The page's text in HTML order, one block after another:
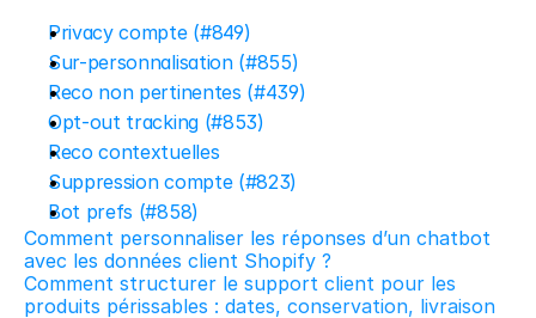
Privacy compte (#849)
Sur-personnalisation (#855)
Reco non pertinentes (#439)
Opt-out tracking (#853)
Reco contextuelles
Suppression compte (#823)
Bot prefs (#858)
Comment personnaliser les réponses d’un chatbot
avec les données client Shopify ?
Comment structurer le support client pour les
produits périssables : dates, conservation, livraison